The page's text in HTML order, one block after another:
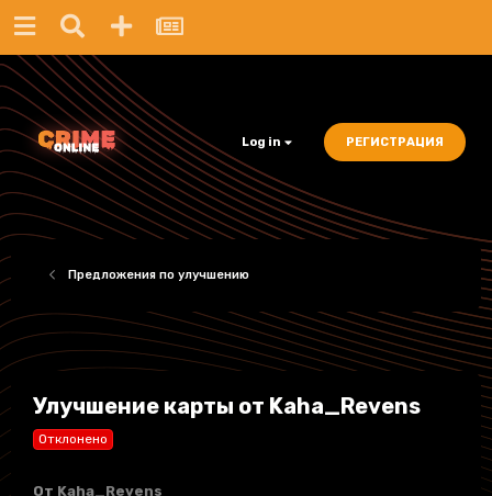
РЕГИСТРАЦИЯ
Log in
Предложения по улучшению
Улучшение карты от Kaha_Revens
Отклонено
От Kaha_Revens